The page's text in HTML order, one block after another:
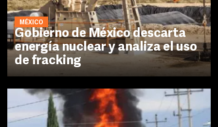
MÉXICO
Gobierno de México descarta
energía nuclear y analiza el uso
de fracking